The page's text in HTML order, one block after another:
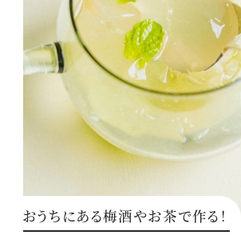
おうちにある梅酒やお茶で作る！